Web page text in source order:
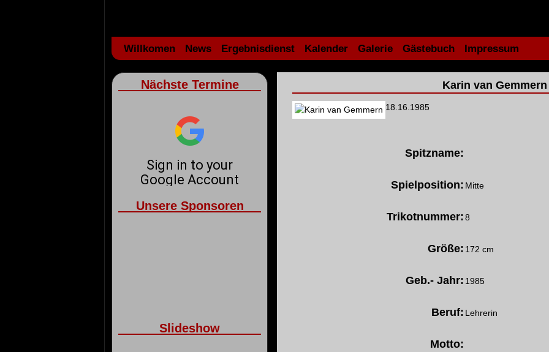
Willkomen News Ergebnisdienst Kalender Galerie Gästebuch Impressum
Karin van Gemmern
18.16.1985
Spitzname:
Spielposition: Mitte
Trikotnummer:8
Größe: 172 cm
Geb.- Jahr: 1985
Beruf: Lehrerin
Motto:
Nächste Termine
Unsere Sponsoren
Slideshow